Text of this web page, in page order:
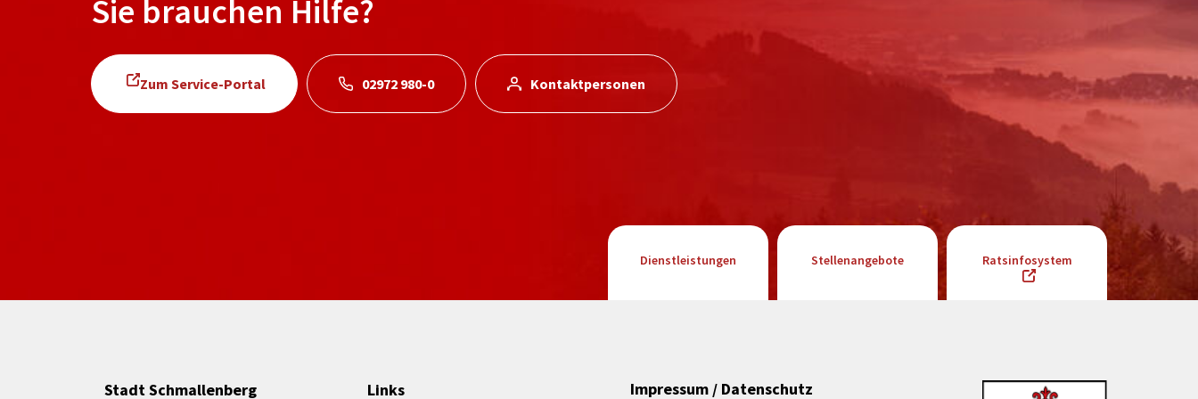
Sie brauchen Hilfe?
Zum Service-Portal 02972 980-0 Kontaktpersonen
Dienstleistungen Stellenangebote Ratsinfosystem
Stadt Schmallenberg Links Impressum / Datenschutz